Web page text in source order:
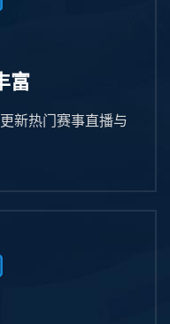
富
新热门赛事直播与